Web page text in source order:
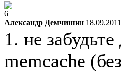
6
Александр Демчишин
1. не
memcache